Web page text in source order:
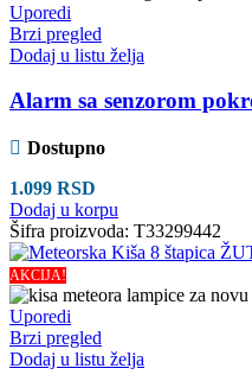
Uporedi
Brzi pregled
Dodaj u listu želja
Alarm sa senzorom
Dostupno
1.099 RSD
Dodaj u korpu
Šifra proizvoda: T33299442
AKCIJA!
Uporedi
Brzi pregled
Dodaj u listu želja